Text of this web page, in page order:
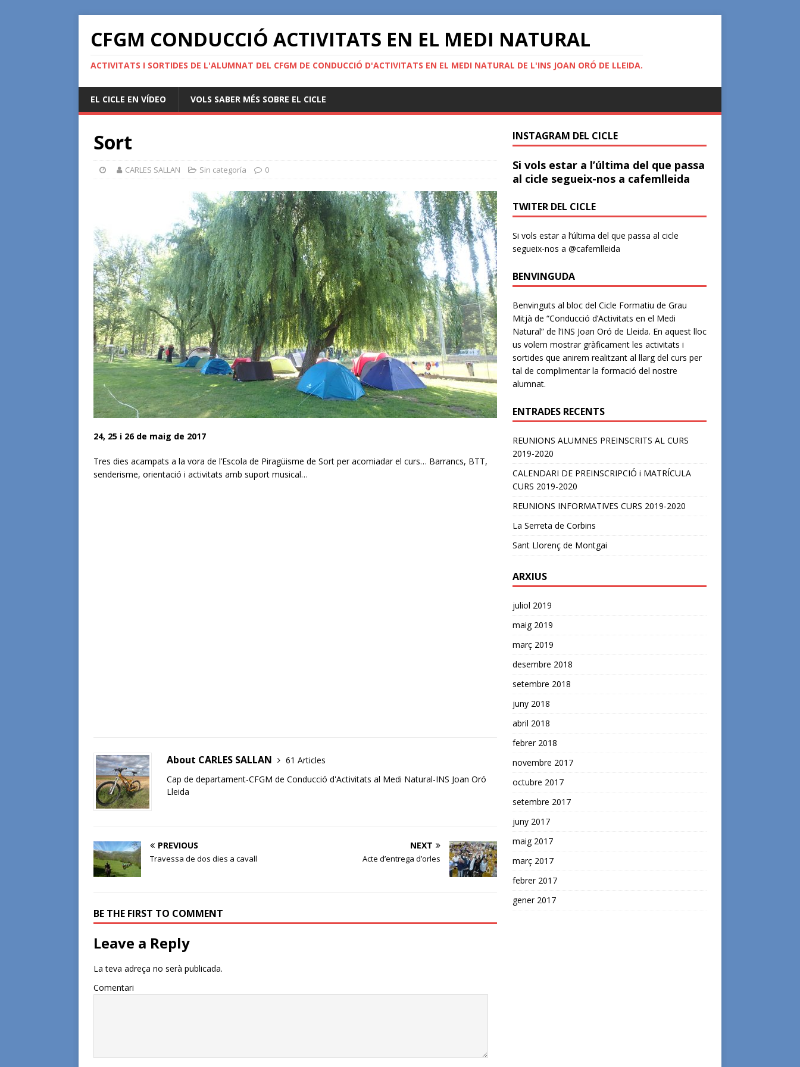
CFGM CONDUCCIÓ ACTIVITATS EN EL MEDI NATURAL
ACTIVITATS I SORTIDES DE L'ALUMNAT DEL CFGM DE CONDUCCIÓ D'ACTIVITATS EN EL MEDI NATURAL DE L'INS JOAN ORÓ DE LLEIDA.
EL CICLE EN VÍDEO VOLS SABER MÉS SOBRE EL CICLE
Sort
CARLES SALLAN Sin categoría 0
24, 25 i 26 de maig de 2017
Tres dies acampats a la vora de l’Escola de Piragüisme de Sort per acomiadar el curs… Barrancs, BTT,
senderisme, orientació i activitats amb suport musical…
About CARLES SALLAN
61 Articles
Cap de departament-CFGM de Conducció d'Activitats al Medi Natural-INS Joan Oró
Lleida
PREVIOUS
Travessa de dos dies a cavall
NEXT
Acte d’entrega d’orles
BE THE FIRST TO COMMENT
Leave a Reply
La teva adreça no serà publicada.
Comentari
INSTAGRAM DEL CICLE
Si vols estar a l’última del que passa
al cicle segueix-nos a cafemlleida
TWITER DEL CICLE
Si vols estar a l’última del que passa al cicle
segueix-nos a @cafemlleida
BENVINGUDA
Benvinguts al bloc del Cicle Formatiu de Grau
Mitjà de “Conducció d’Activitats en el Medi
Natural” de l’INS Joan Oró de Lleida. En aquest lloc
us volem mostrar gràficament les activitats i
sortides que anirem realitzant al llarg del curs per
tal de complimentar la formació del nostre
alumnat.
ENTRADES RECENTS
REUNIONS ALUMNES PREINSCRITS AL CURS
2019-2020
CALENDARI DE PREINSCRIPCIÓ i MATRÍCULA
CURS 2019-2020
REUNIONS INFORMATIVES CURS 2019-2020
La Serreta de Corbins
Sant Llorenç de Montgai
ARXIUS
juliol 2019
maig 2019
març 2019
desembre 2018
setembre 2018
juny 2018
abril 2018
febrer 2018
novembre 2017
octubre 2017
setembre 2017
juny 2017
maig 2017
març 2017
febrer 2017
gener 2017